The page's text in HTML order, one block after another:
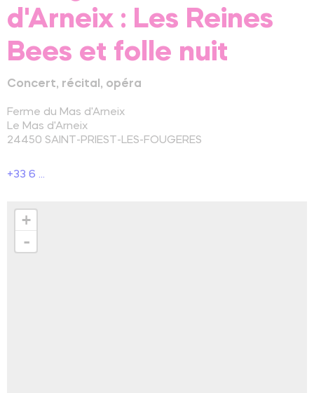
d'Arneix : Les Reines
Bees et folle nuit
Concert, récital, opéra
Ferme du Mas d'Arneix
Le Mas d'Arneix
24450 SAINT-PRIEST-LES-FOUGERES
+33 6 ...
+
-